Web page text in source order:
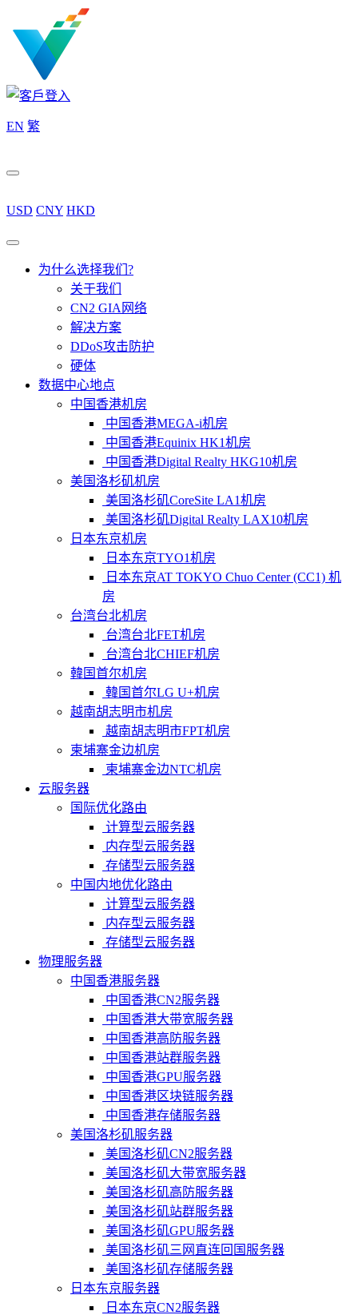
EN 繁
USD CNY HKD
为什么选择我们?
关于我们
CN2 GIA网络
解决方案
DDoS攻击防护
硬体
数据中心地点
中国香港机房
中国香港MEGA-i机房
中国香港Equinix HK1机房
中国香港Digital Realty HKG10机房
美国洛杉矶机房
美国洛杉矶CoreSite LA1机房
美国洛杉矶Digital Realty LAX10机房
日本东京机房
日本东京TYO1机房
日本东京AT TOKYO Chuo Center (CC1) 机
房
台湾台北机房
台湾台北FET机房
台湾台北CHIEF机房
韓国首尔机房
韓国首尔LG U+机房
越南胡志明市机房
越南胡志明市FPT机房
柬埔寨金边机房
柬埔寨金边NTC机房
云服务器
国际优化路由
计算型云服务器
内存型云服务器
存储型云服务器
中国内地优化路由
计算型云服务器
内存型云服务器
存储型云服务器
物理服务器
中国香港服务器
中国香港CN2服务器
中国香港大带宽服务器
中国香港高防服务器
中国香港站群服务器
中国香港GPU服务器
中国香港区块链服务器
中国香港存储服务器
美国洛杉矶服务器
美国洛杉矶CN2服务器
美国洛杉矶大带宽服务器
美国洛杉矶高防服务器
美国洛杉矶站群服务器
美国洛杉矶GPU服务器
美国洛杉矶三网直连回国服务器
美国洛杉矶存储服务器
日本东京服务器
日本东京CN2服务器